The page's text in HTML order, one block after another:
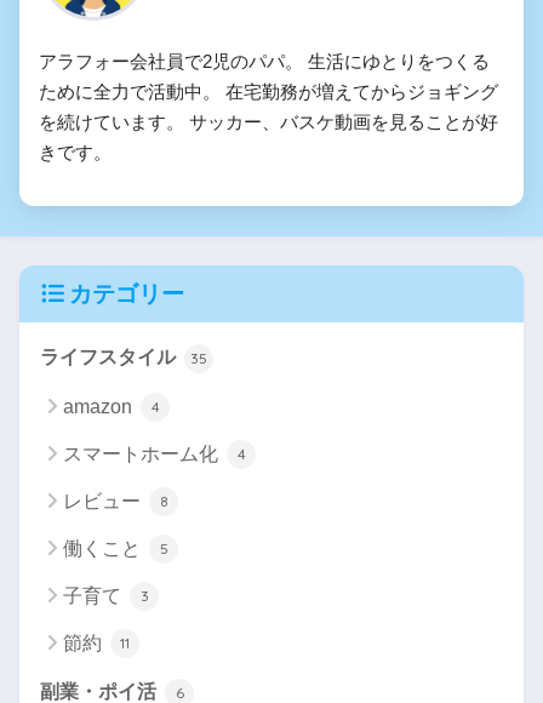
アラフォー会社員で2児のパパ。 生活にゆとりをつくる
ために全力で活動中。 在宅勤務が増えてからジョギング
を続けています。 サッカー、バスケ動画を見ることが好
きです。
カテゴリー
ライフスタイル 35
amazon 4
スマートホーム化 4
レビュー 8
働くこと 5
子育て 3
節約 11
副業・ポイ活 6